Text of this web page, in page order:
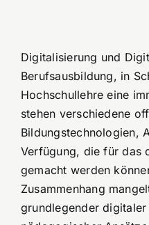
Digitalisierung und
Berufsausbildung, in
Hochschullehre eine
stehen verschiedene
Bildungstechnologien,
Verfügung, die für das
gemacht werden
Zusammenhang
grundlegender digitaler